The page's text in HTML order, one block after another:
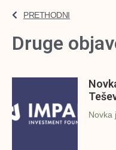
PRETHODNI
Druge
Novka